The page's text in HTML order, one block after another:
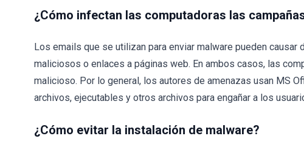
¿Cómo infectan las computadoras las
Los emails que se utilizan para enviar malware pueden
maliciosos o enlaces a páginas web. En ambos casos, las
malicioso. Por lo general, los autores de amenazas usan MS
archivos, ejecutables y otros archivos para engañar a los
¿Cómo evitar la instalación de malware?